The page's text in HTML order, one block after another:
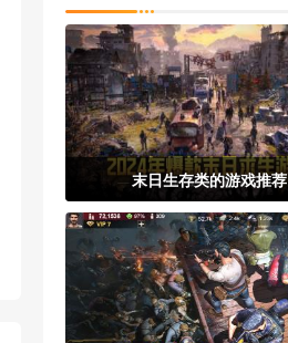
末日生存类的游戏推荐